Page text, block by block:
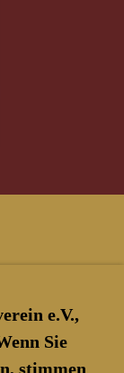
e.V.,
Sie
stimmen